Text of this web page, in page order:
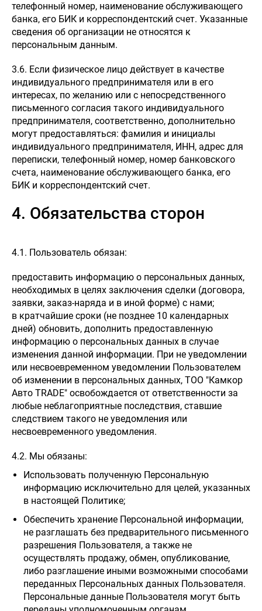
телефонный номер, наименование обслуживающего
банка, его БИК и корреспондентский счет. Указанные
сведения об организации не относятся к
персональным данным.
3.6. Если физическое лицо действует в качестве
индивидуального предпринимателя или в его
интересах, по желанию или с непосредственного
письменного согласия такого индивидуального
предпринимателя, соответственно, дополнительно
могут предоставляться: фамилия и инициалы
индивидуального предпринимателя, ИНН, адрес для
переписки, телефонный номер, номер банковского
счета, наименование обслуживающего банка, его
БИК и корреспондентский счет.
4. Обязательства сторон
4.1. Пользователь обязан:
предоставить информацию о персональных данных,
необходимых в целях заключения сделки (договора,
заявки, заказ-наряда и в иной форме) с нами;
в кратчайшие сроки (не позднее 10 календарных
дней) обновить, дополнить предоставленную
информацию о персональных данных в случае
изменения данной информации. При не уведомлении
или несвоевременном уведомлении Пользователем
об изменении в персональных данных, ТОО "Камкор
Авто TRADE" освобождается от ответственности за
любые неблагоприятные последствия, ставшие
следствием такого не уведомления или
несвоевременного уведомления.
4.2. Мы обязаны:
Использовать полученную Персональную
информацию исключительно для целей, указанных
в настоящей Политике;
Обеспечить хранение Персональной информации,
не разглашать без предварительного письменного
разрешения Пользователя, а также не
осуществлять продажу, обмен, опубликование,
либо разглашение иными возможными способами
переданных Персональных данных Пользователя.
Персональные данные Пользователя могут быть